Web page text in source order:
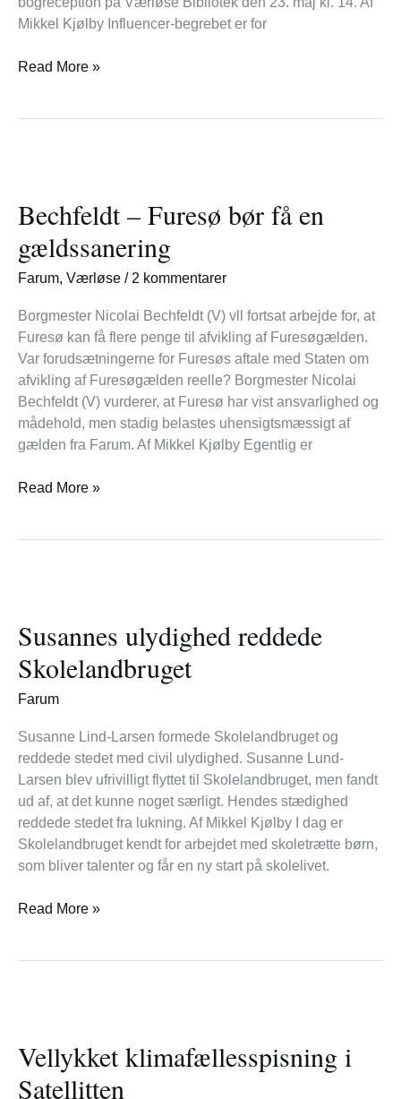
Mikkel Kjølby Influencer-begrebet er for
Read More »
Bechfeldt – Furesø bør få en
gældssanering
Farum, Værløse / 2 kommentarer
Borgmester Nicolai Bechfeldt (V) vll fortsat arbejde for, at
Furesø kan få flere penge til afvikling af Furesøgælden.
Var forudsætningerne for Furesøs aftale med Staten om
afvikling af Furesøgælden reelle? Borgmester Nicolai
Bechfeldt (V) vurderer, at Furesø har vist ansvarlighed og
mådehold, men stadig belastes uhensigtsmæssigt af
gælden fra Farum. Af Mikkel Kjølby Egentlig er
Furesø
bør
få
en
Read More »
Susannes ulydighed reddede
Skolelandbruget
Farum
Susanne Lind-Larsen formede Skolelandbruget og
reddede stedet med civil ulydighed. Susanne Lund-
Larsen blev ufrivilligt flyttet til Skolelandbruget, men fandt
ud af, at det kunne noget særligt. Hendes stædighed
reddede stedet fra lukning. Af Mikkel Kjølby I dag er
Skolelandbruget kendt for arbejdet med skoletrætte børn,
som bliver talenter og får en ny start på skolelivet.
reddede
Skolelandbruget
Read More »
Vellykket klimafællesspisning i
Satellitten
i
Satellitten